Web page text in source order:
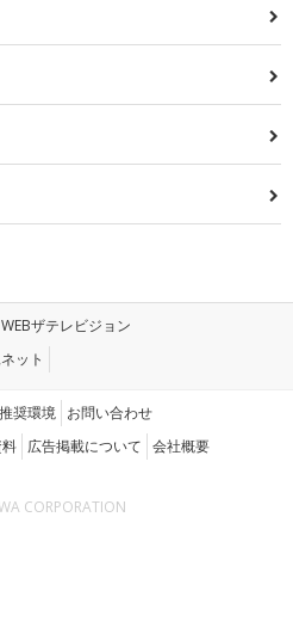
WEBザテレビジョン
ット
推奨環境 お問い合わせ
広告掲載について 会社概要
CORPORATION